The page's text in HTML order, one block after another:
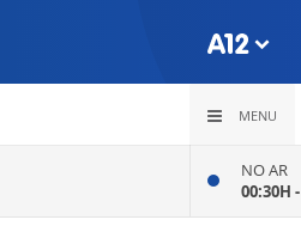
MENU
NO AR
00:30H -